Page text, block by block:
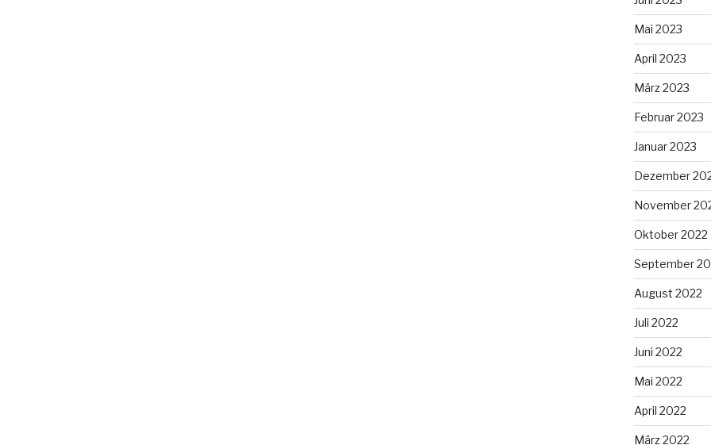
Mai 2023
April 2023
März 2023
Februar 2023
Januar 2023
Dezember
November
Oktober 2022
September
August 2022
Juli 2022
Juni 2022
Mai 2022
April 2022
März 2022